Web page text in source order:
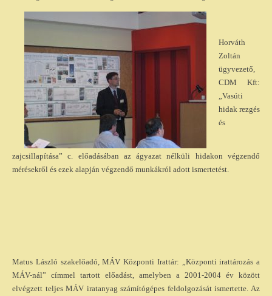
Horváth
Zoltán
ügyvezető,
CDM Kft:
„Vasúti
hidak rezgés
és
zajcsillapítása” c. előadásában az ágyazat nélküli hidakon végzendő
mérésekről és ezek alapján végzendő munkákról adott ismertetést.
Matus László szakelőadó, MÁV Központi Irattár: „Központi irattározás a
MÁV-nál” címmel tartott előadást, amelyben a 2001-2004 év között
elvégzett teljes MÁV iratanyag számítógépes feldolgozását ismertette. Az